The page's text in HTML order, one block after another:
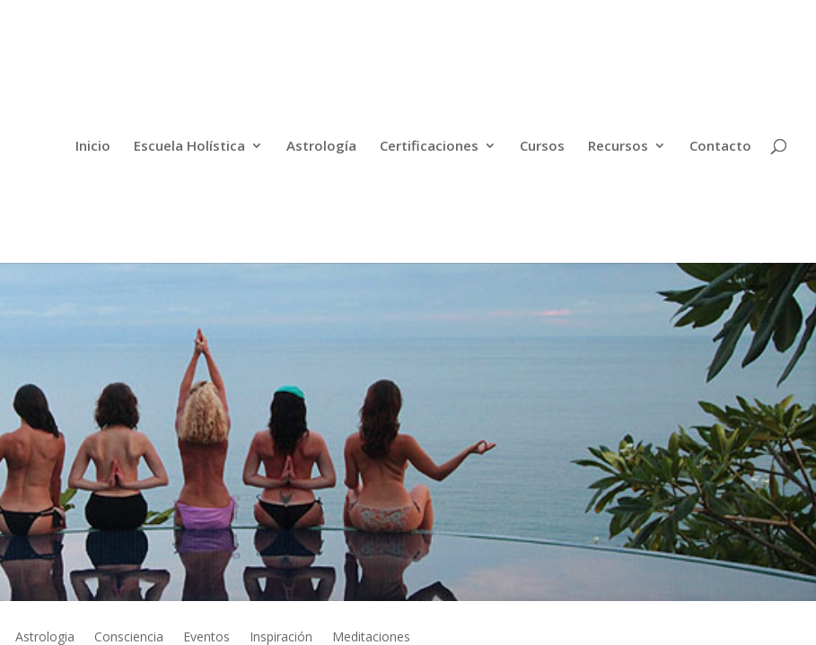
Inicio Escuela Holística Astrología Certificaciones Cursos Recursos Contacto
Astrologia Consciencia Eventos Inspiración Meditaciones